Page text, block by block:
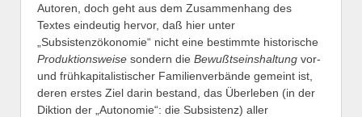
Autoren, doch geht aus dem Zusammenhang des
Textes eindeutig hervor, daß hier unter
„Subsistenzökonomie“ nicht eine bestimmte historische
Produktionsweise sondern die Bewußtseinshaltung vor-
und frühkapitalistischer Familienverbände gemeint ist,
deren erstes Ziel darin bestand, das Überleben (in der
Diktion der „Autonomie“: die Subsistenz) aller